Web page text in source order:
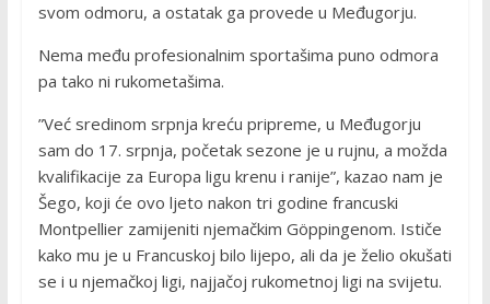
svom odmoru, a ostatak ga provede u Međugorju.
Nema među profesionalnim sportašima puno odmora
pa tako ni rukometašima.
”Već sredinom srpnja kreću pripreme, u Međugorju
sam do 17. srpnja, početak sezone je u rujnu, a možda
kvalifikacije za Europa ligu krenu i ranije”, kazao nam je
Šego, koji će ovo ljeto nakon tri godine francuski
Montpellier zamijeniti njemačkim Göppingenom. Ističe
kako mu je u Francuskoj bilo lijepo, ali da je želio okušati
se i u njemačkoj ligi, najjačoj rukometnoj ligi na svijetu.